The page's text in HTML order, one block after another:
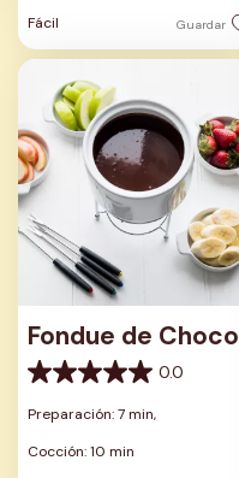
Fácil
Guardar
Fondue de Choco
0.0
0.0
5
estrellas.
Preparación: 7 min,
Cocción: 10 min